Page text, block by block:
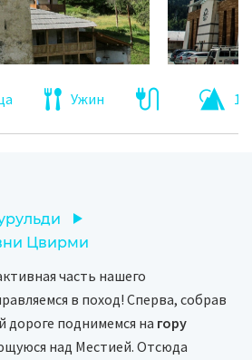
Ужин 1
Цвирми
часть нашего
в поход! Сперва, собрав
дороге поднимемся на гору
над Местией. Отсюда